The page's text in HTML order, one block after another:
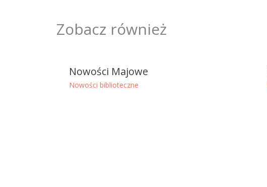
Zobacz również
Nowości Majowe
Nowości biblioteczne